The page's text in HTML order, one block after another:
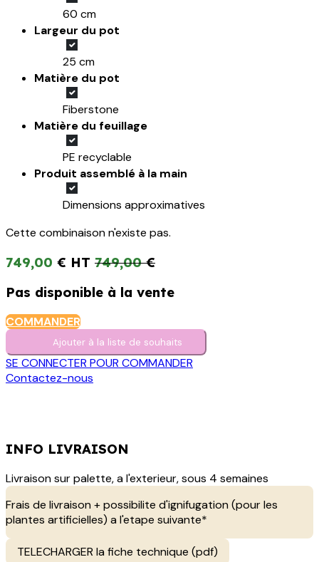
60 cm
Largeur du pot
25 cm
Matière du pot
Fiberstone
Matière du feuillage
PE recyclable
Produit assemblé à la main
Dimensions approximatives
Cette combinaison n'existe pas.
749,00 € 749,00€
Pas disponible à la vente
COMMANDER
Ajouter à la liste de s​o​uh​aits
SE CONNECTER POUR COMMANDER
Contactez-nous
INFO LIVRAISON
Livraison sur palette, a l'exterieur, sous 4 semaines
Frais de livraison + possibilite d'ignifugation (pour les
plantes artificielles) a l'etape suivante*
TELECHARGER la fiche technique (pdf)